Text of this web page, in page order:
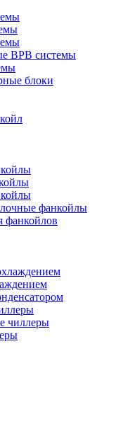
ВРВ системы
блоки
фанкойлы
фанкойлов
чиллеры